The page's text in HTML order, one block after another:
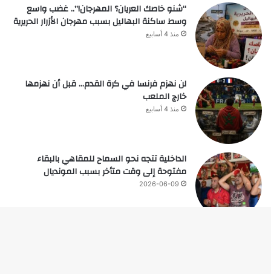
“شنو خاصك العريان؟ المهرجان!”.. غضب واسع
وسط ساكنة البهاليل بسبب مهرجان الأزرار الحريرية
منذ 4 أسابيع
لن نهزم فرنسا في كرة القدم… قبل أن نهزمها
خارج الملعب
منذ 4 أسابيع
الداخلية تتجه نحو السماح للمقاهي بالبقاء
مفتوحة إلى وقت متأخر بسبب المونديال
2026-06-09